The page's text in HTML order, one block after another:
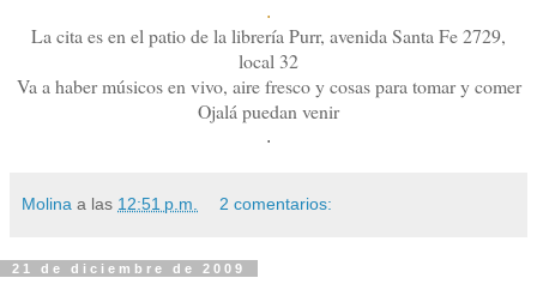
.
La cita es en el patio de la librería Purr, avenida Santa Fe 2729,
local 32
Va a haber músicos en vivo, aire fresco y cosas para tomar y comer
Ojalá puedan venir
.
Molina a las 12:51 p.m. 2 comentarios:
21 de diciembre de 2009